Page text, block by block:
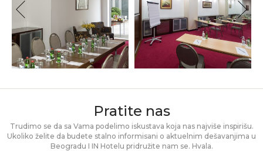
Pratite nas
Trudimo se da sa Vama podelimo iskustava koja nas najviše inspirišu.
Ukoliko želite da budete stalno informisani o aktuelnim dešavanjima u
Beogradu I IN Hotelu pridružite nam se. Hvala.